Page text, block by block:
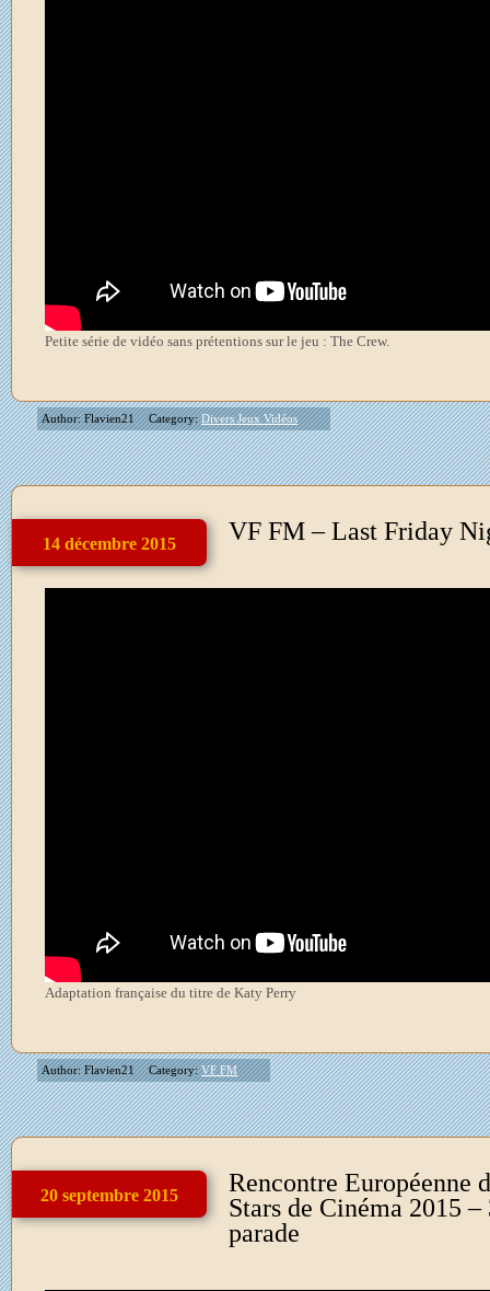
Petite série de vidéo sans prétentions sur le jeu : The Crew.
Author: Flavien21 Category:Divers Jeux Vidéos
14 décembre 2015 VF FM – Last Friday
Adaptation française du titre de Katy Perry
Author: Flavien21 Category:VF FM
20 septembre 2015
Rencontre Européenne
Stars de Cinéma 2015
parade